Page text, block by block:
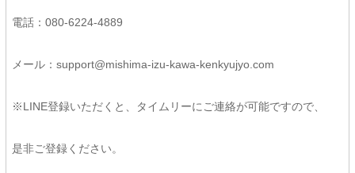
電話：080-6224-4889
メール：support@mishima-izu-kawa-kenkyujyo.com
※LINE登録いただくと、タイムリーにご連絡が可能ですので、
是非ご登録ください。